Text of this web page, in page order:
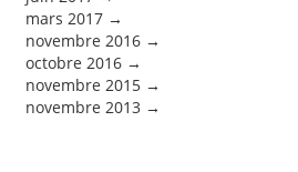
mars 2017
novembre 2016
octobre 2016
novembre 2015
novembre 2013